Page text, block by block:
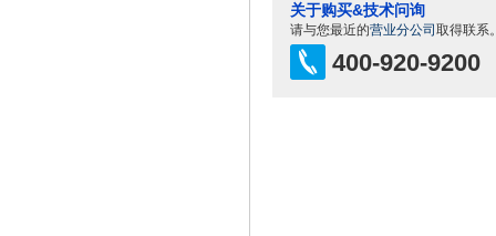
关于购买&技术问询
请与您最近的营业分公司 取得联系
400-920-9200